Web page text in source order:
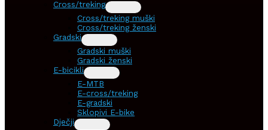
Cross/treking
Cross/treking muški
Cross/treking ženski
Gradski
Gradski muški
Gradski ženski
E-bicikli
E-MTB
E-cross/treking
E-gradski
Sklopivi E-bike
Dječji